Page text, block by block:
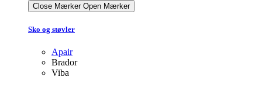
Close Mærker Open Mærker
Sko og støvler
Apair
Brador
Viba